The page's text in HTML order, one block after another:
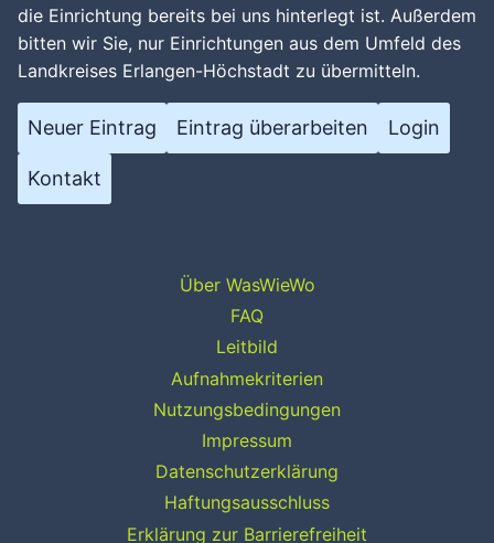
die Einrichtung bereits bei uns hinterlegt ist. Außerdem
bitten wir Sie, nur Einrichtungen aus dem Umfeld des
Landkreises Erlangen-Höchstadt zu übermitteln.
Neuer Eintrag Eintrag überarbeiten Login
Kontakt
Über WasWieWo
FAQ
Leitbild
Aufnahmekriterien
Nutzungsbedingungen
Impressum
Datenschutzerklärung
Haftungsausschluss
Erklärung zur Barrierefreiheit